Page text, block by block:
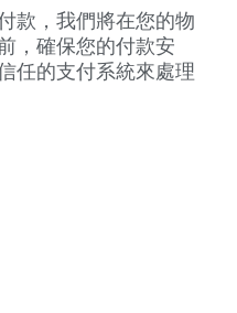
款，我們將在您的物
，確保您的付款安
任的支付系統來處理